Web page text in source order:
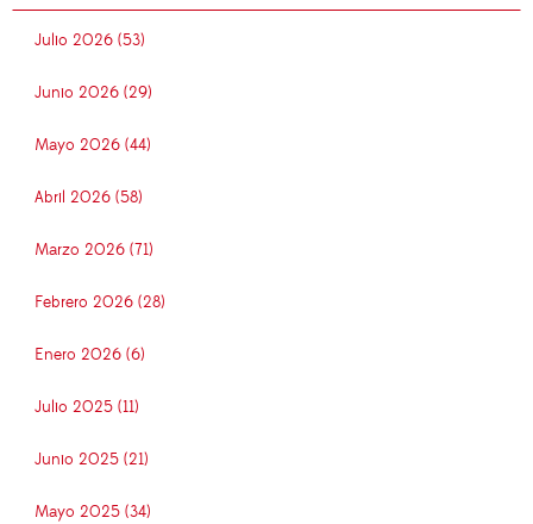
Julio 2026 (53)
Junio 2026 (29)
Mayo 2026 (44)
Abril 2026 (58)
Marzo 2026 (71)
Febrero 2026 (28)
Enero 2026 (6)
Julio 2025 (11)
Junio 2025 (21)
Mayo 2025 (34)